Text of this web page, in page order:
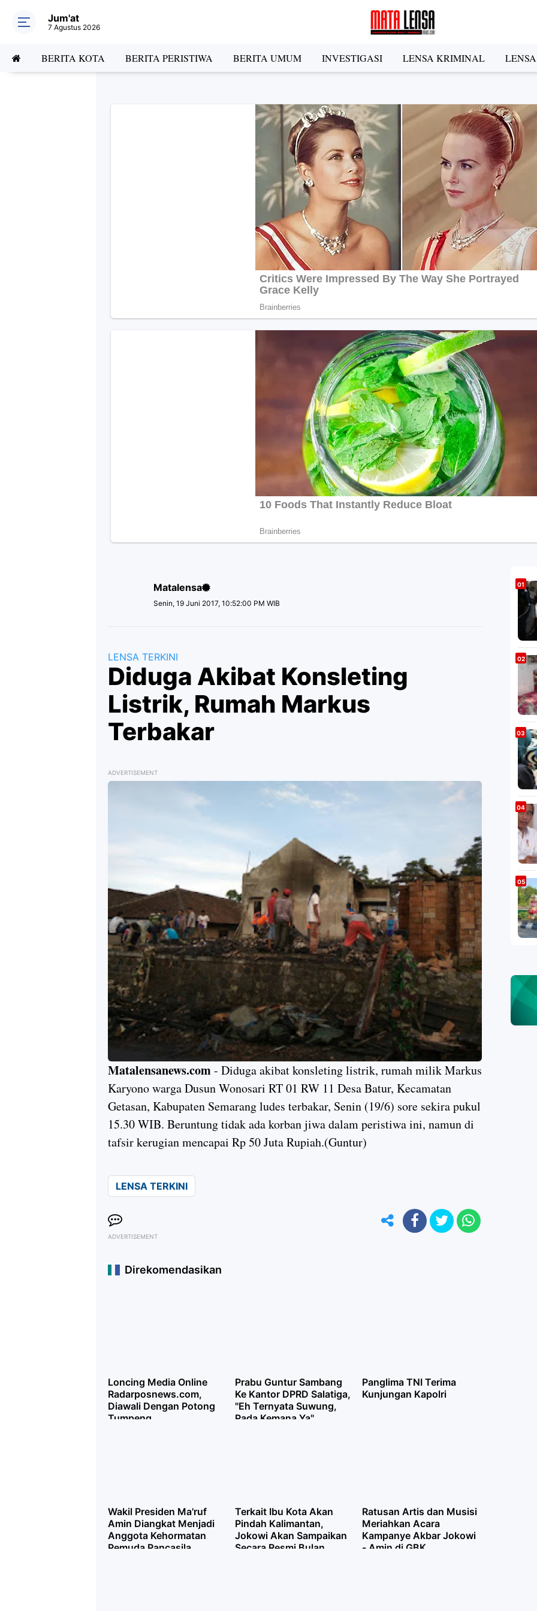
Jum'at
7 Agustus 2026
BERITA KOTA BERITA PERISTIWA BERITA UMUM INVESTIGASI LENSA KRIMINAL
Matalensa
Senin, 19 Juni 2017, 10:52:00 PM WIB
LENSA TERKINI
Diduga Akibat Konsleting
Listrik, Rumah Markus
Terbakar
ADVERTISEMENT
Matalensanews.com- Diduga akibat konsleting listrik, rumah milik Markus
Karyono warga Dusun Wonosari RT 01 RW 11 Desa Batur, Kecamatan
Getasan, Kabupaten Semarang ludes terbakar, Senin (19/6) sore sekira pukul
15.30 WIB. Beruntung tidak ada korban jiwa dalam peristiwa ini, namun di
tafsir kerugian mencapai Rp 50 Juta Rupiah.(Guntur)
LENSA TERKINI
ADVERTISEMENT
Direkomendasikan
Loncing Media Online
Radarposnews.com,
Diawali Dengan Potong
Tumpeng
Prabu Guntur Sambang
Ke Kantor DPRD Salatiga,
"Eh Ternyata Suwung,
Pada Kemana Ya"
Panglima TNI Terima
Kunjungan Kapolri
Wakil Presiden Ma'ruf
Amin Diangkat Menjadi
Anggota Kehormatan
Pemuda Pancasila
Terkait Ibu Kota Akan
Pindah Kalimantan,
Jokowi Akan Sampaikan
Secara Resmi Bulan
Ratusan Artis dan Musisi
Meriahkan Acara
Kampanye Akbar Jokowi
- Amin di GBK